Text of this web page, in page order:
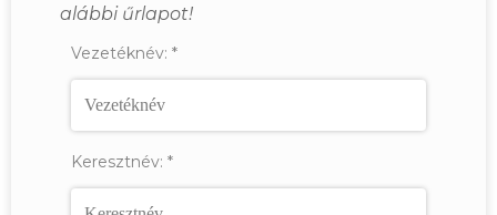
alábbi űrlapot!
Vezetéknév: *
Keresztnév: *